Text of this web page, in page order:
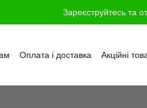
Зареєструйтесь та
Оплата і доставка Акційні